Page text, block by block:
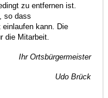
zu entfernen ist.
so dass
kann. Die
die Mitarbeit.
Ihr Ortsbürgermeister
Udo Brück